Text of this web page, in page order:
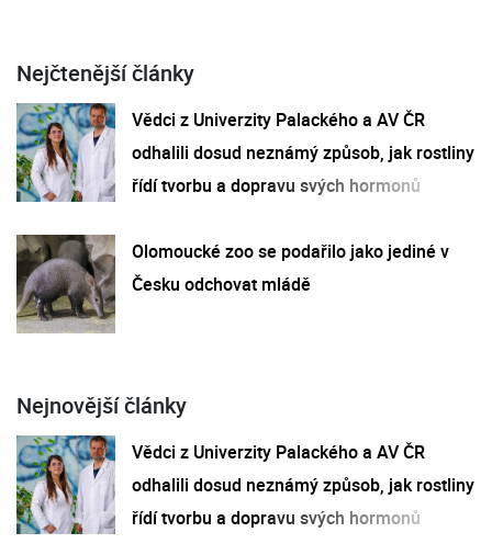
Nejčtenější články
Vědci z Univerzity Palackého a AV ČR
odhalili dosud neznámý způsob, jak rostliny
řídí tvorbu a dopravu svých hormonů
Olomoucké zoo se podařilo jako jediné v
Česku odchovat mládě
Nejnovější články
Vědci z Univerzity Palackého a AV ČR
odhalili dosud neznámý způsob, jak rostliny
řídí tvorbu a dopravu svých hormonů